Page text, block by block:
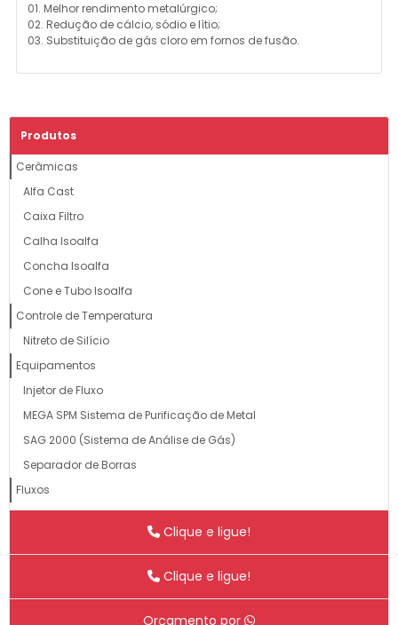
01. Melhor rendimento metalúrgico;
02. Redução de cálcio, sódio e lítio;
03. Substituição de gás cloro em fornos de fusão.
Produtos
Cerâmicas
Alfa Cast
Caixa Filtro
Calha Isoalfa
Concha Isoalfa
Cone e Tubo Isoalfa
Controle de Temperatura
Nitreto de Silício
Equipamentos
Injetor de Fluxo
MEGA SPM Sistema de Purificação de Metal
SAG 2000 (Sistema de Análise de Gás)
Separador de Borras
Fluxos
Flux Pó
Clique e ligue!
Clique e ligue!
Orçamento por